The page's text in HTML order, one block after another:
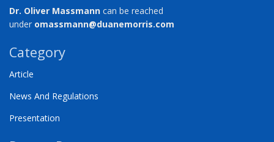
Dr. Oliver Massmann can be reached
under omassmann@duanemorris.com
Category
Article
News And Regulations
Presentation